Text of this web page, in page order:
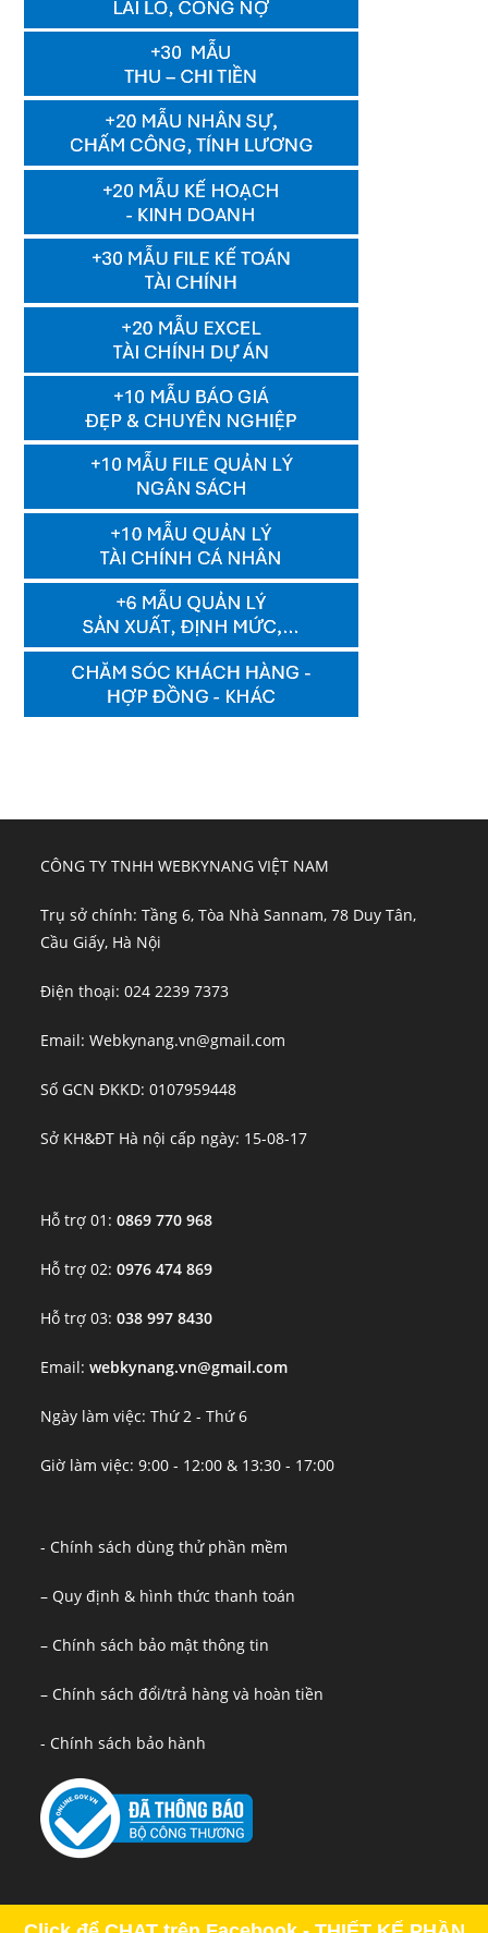
CÔNG TY TNHH WEBKYNANG VIỆT NAM
Trụ sở chính: Tầng 6, Tòa Nhà Sannam, 78 Duy Tân,
Cầu Giấy, Hà Nội
Điện thoại: 024 2239 7373
Email: Webkynang.vn@gmail.com
Số GCN ĐKKD: 0107959448
Sở KH&ĐT Hà nội cấp ngày: 15-08-17
Hỗ trợ 01:0869 770 968
Hỗ trợ 02:0976 474 869
Hỗ trợ 03:038 997 8430
Email:webkynang.vn@gmail.com
Ngày làm việc: Thứ 2 - Thứ 6
Giờ làm việc: 9:00 - 12:00 & 13:30 - 17:00
- Chính sách dùng thử phần mềm
– Quy định & hình thức thanh toán
– Chính sách bảo mật thông tin
– Chính sách đổi/trả hàng và hoàn tiền
- Chính sách bảo hành